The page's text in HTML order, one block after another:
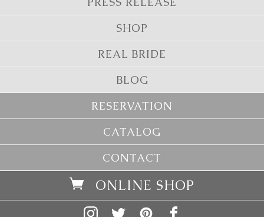
SHOP
REAL BRIDE
BLOG
RESERVATION
CATALOG
CONTACT
ONLINE SHOP